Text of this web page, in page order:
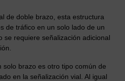
de doble brazo, esta estructura
de tráfico en un solo lado de un
se requiere señalización adicional
solo brazo es otro tipo común de
en la señalización vial. Al igual